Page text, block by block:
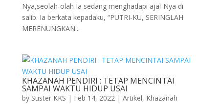
Nya,seolah-olah Ia sedang menghadapi ajal-Nya di
salib. Ia berkata kepadaku, “PUTRI-KU, SERINGLAH
MERENUNGKAN...
KHAZANAH PENDIRI : TETAP MENCINTAI
SAMPAI WAKTU HIDUP USAI
by Suster KKS | Feb 14, 2022| Artikel, Khazanah